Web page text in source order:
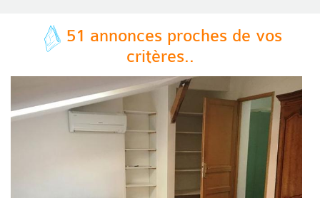
51 annonces proches de vos
critères..